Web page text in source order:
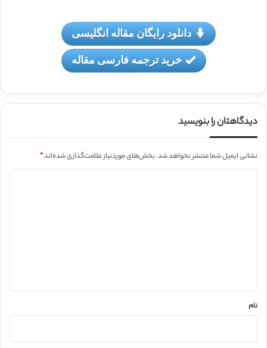
دانلود رایگان مقاله انگلیسی
خرید ترجمه فارسی مقاله
دیدگاهتان را بنویسید
نشانی ایمیل شما منتشر نخواهد شد.بخش‌های موردنیاز علامت‌گذاری شده‌اند*
نام